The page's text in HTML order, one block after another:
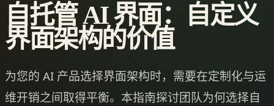
自托管 AI 界面：自定义
界面架构的价值
为您的 AI 产品选择界面架构时，需要在定制化与运
维开销之间取得平衡。本指南探讨团队为何选择自